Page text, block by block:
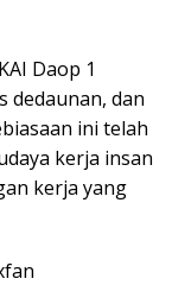
Daop 1
dedaunan, dan
ini telah
kerja insan
kerja yang